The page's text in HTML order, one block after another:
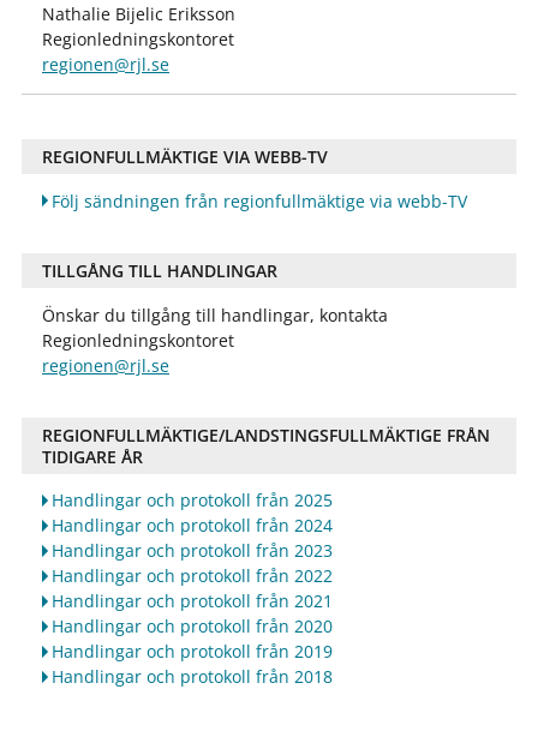
Nathalie Bijelic Eriksson
Regionledningskontoret
regionen@rjl.se
REGIONFULLMÄKTIGE VIA WEBB-TV
Följ sändningen från regionfullmäktige via webb-TV
TILLGÅNG TILL HANDLINGAR
Önskar du tillgång till handlingar, kontakta
Regionledningskontoret
regionen@rjl.se
REGIONFULLMÄKTIGE/LANDSTINGSFULLMÄKTIGE FRÅN
TIDIGARE ÅR
Handlingar och protokoll från 2025
Handlingar och protokoll från 2024
Handlingar och protokoll från 2023
Handlingar och protokoll från 2022
Handlingar och protokoll från 2021
Handlingar och protokoll från 2020
Handlingar och protokoll från 2019
Handlingar och protokoll från 2018